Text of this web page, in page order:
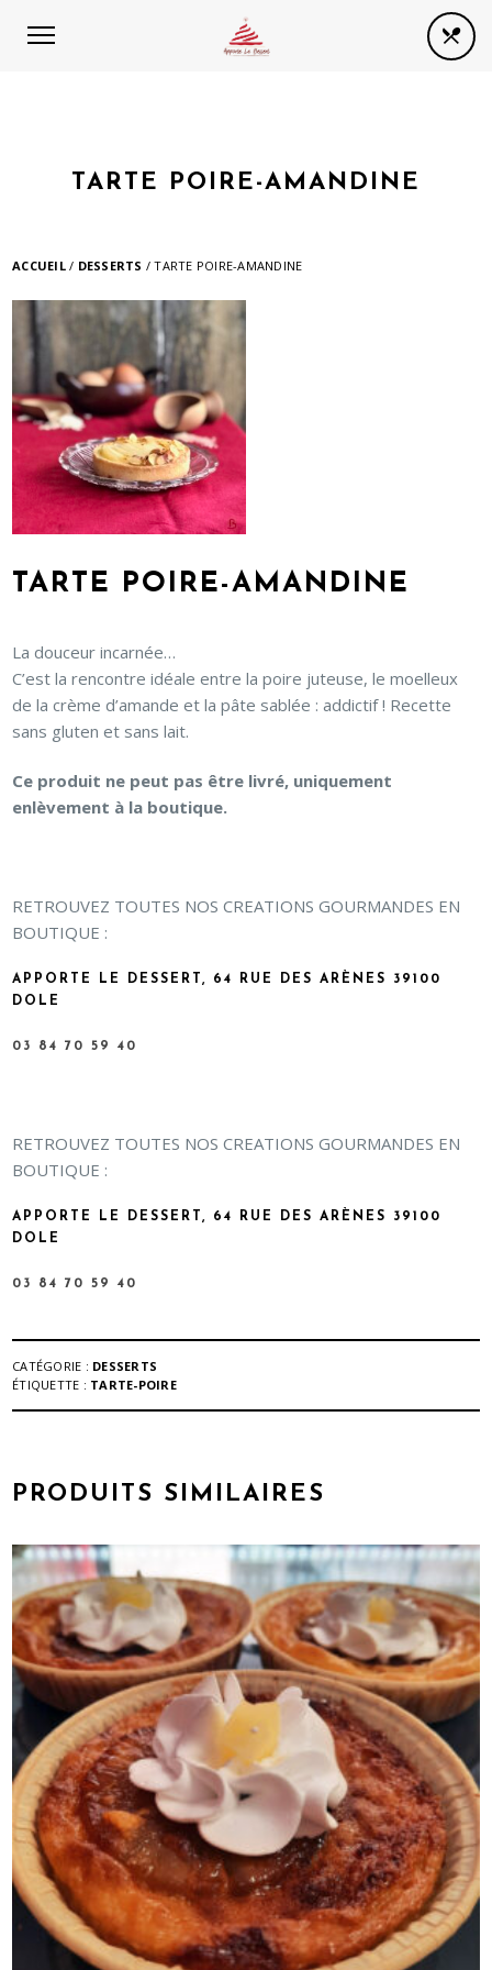
TARTE POIRE-AMANDINE
ACCUEIL/ DESSERTS / TARTE POIRE-AMANDINE
TARTE POIRE-AMANDINE
La douceur incarnée…
C’est la rencontre idéale entre la poire juteuse, le moelleux
de la crème d’amande et la pâte sablée : addictif ! Recette
sans gluten et sans lait.
Ce produit ne peut pas être livré, uniquement
enlèvement à la boutique.
RETROUVEZ TOUTES NOS CREATIONS GOURMANDES EN
BOUTIQUE :
APPORTE LE DESSERT, 64 RUE DES ARÈNES 39100
DOLE
03 84 70 59 40
RETROUVEZ TOUTES NOS CREATIONS GOURMANDES EN
BOUTIQUE :
APPORTE LE DESSERT, 64 RUE DES ARÈNES 39100
DOLE
03 84 70 59 40
CATÉGORIE : DESSERTS
ÉTIQUETTE : TARTE-POIRE
PRODUITS SIMILAIRES
Panneau de gestion des cookies